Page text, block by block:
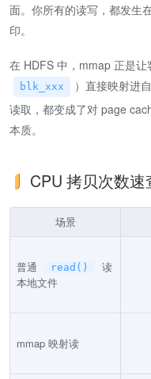
面。你所有的读写，都发生
印。
在 HDFS 中，mmap 正是
blk_xxx
）直接映射进
读取，都变成了对 page
本质。
CPU 拷贝次数速
场景
普通 read()
读
本地文件
mmap 映射读